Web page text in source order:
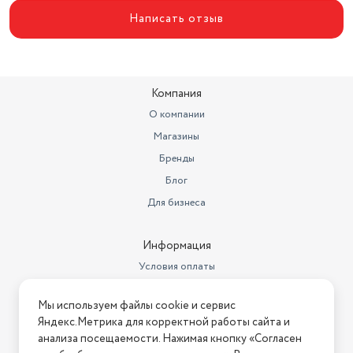
Написать отзыв
Компания
О компании
Магазины
Бренды
Блог
Для бизнеса
Информация
Условия оплаты
Условия возврата
Нашли ошибку на сайте? Напишите нам
Мы используем файлы cookie и сервис
Яндекс.Метрика для корректной работы сайта и
анализа посещаемости. Нажимая кнопку «Согласен